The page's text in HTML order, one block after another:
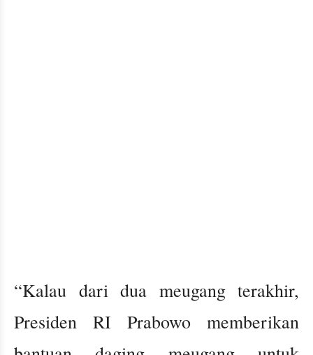
“Kalau dari dua meugang terakhir,
Presiden RI Prabowo memberikan